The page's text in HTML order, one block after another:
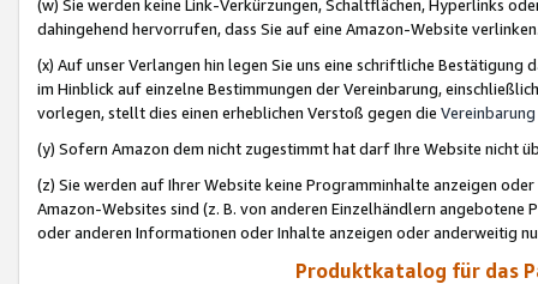
(w) Sie werden keine Link-Verkürzungen, Schaltflächen, Hyperlinks
dahingehend hervorrufen, dass Sie auf eine Amazon-Website
(x) Auf unser Verlangen hin legen Sie uns eine schriftliche
im Hinblick auf einzelne Bestimmungen der Vereinbarung,
vorlegen, stellt dies einen erheblichen Verstoß gegen die Vereinbarung
(y) Sofern Amazon dem nicht zugestimmt hat darf Ihre Website nicht
(z) Sie werden auf Ihrer Website keine Programminhalte anzeigen
Amazon-Websites sind (z. B. von anderen Einzelhändlern
oder anderen Informationen oder Inhalte anzeigen oder anderweitig
Produktkatalog für das